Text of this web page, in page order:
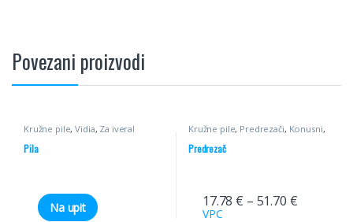
Povezani proizvodi
Kružne pile,Vidia, Za iveral
Pila
Na upit
Kružne pile, Predrezači, Konusni,
Predrezač
17.78 € – 51.70 €
VPC